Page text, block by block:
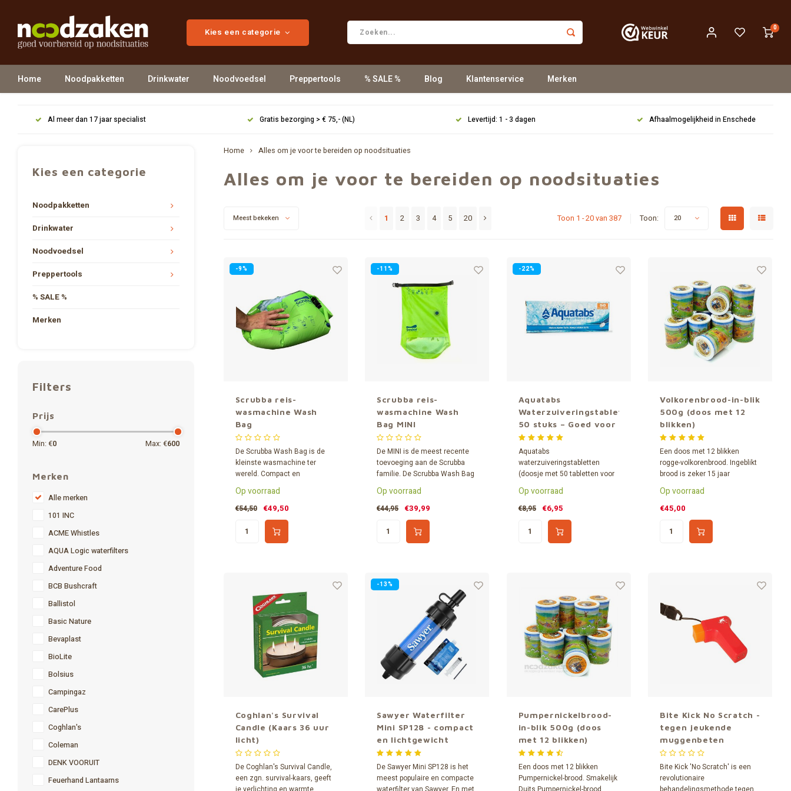
Kies een categorie 0
Home Noodpakketten Drinkwater Noodvoedsel Preppertools % SALE % Blog Klantenservice Merken
Al meer dan 17 jaar specialist Gratis bezorging > € 75,- (NL) Levertijd: 1 - 3 dagen Afhaalmogelijkheid in Enschede
Kies een categorie
Noodpakketten
Drinkwater
Noodvoedsel
Preppertools
% SALE %
Merken
Filters
Prijs
Min: €0 Max: €600
Merken
Alle merken
101 INC
ACME Whistles
AQUA Logic waterfilters
Adventure Food
BCB Bushcraft
Ballistol
Basic Nature
Bevaplast
BioLite
Bolsius
Campingaz
CarePlus
Coghlan's
Coleman
DENK VOORUIT
Feuerhand Lantaarns
Home Alles om je voor te bereiden op noodsituaties
Alles om je voor te bereiden op noodsituaties
Meest bekeken 1 2 3 4 5 20 Toon 1 - 20 van 387 Toon: 20
-9%
Scrubba reis-
wasmachine Wash
Bag
De Scrubba Wash Bag is de
kleinste wasmachine ter
wereld. Compact en
lichtgewicht biedt de Scrubba
waszak een uitstekende
oplossing voor je
kampeerwasjes, op de
camping of wanneer de
voorzieningen zijn uitgevallen.
Op voorraad
€54,50 €49,50
-11%
Scrubba reis-
wasmachine Wash
Bag MINI
De MINI is de meest recente
toevoeging aan de Scrubba
familie. De Scrubba Wash Bag
MINI is 50% lichter en kleiner
dan de originele Scrubba Wash
Bag. De MINI is ontwikkeld
voor ultra-lichtgewicht
reizigers en hikers.
Op voorraad
€44,95 €39,99
-22%
Aquatabs
Waterzuiveringstabletten
50 stuks – Goed voor
50L Drinkwater
Aquatabs
waterzuiveringstabletten
(doosje met 50 tabletten voor
50 liter) ontdoen het water
snel en doeltreffend van
bacteriën en virussen.
Op voorraad
€8,95 €6,95
Volkorenbrood-in-blik
500g (doos met 12
blikken)
Een doos met 12 blikken
rogge-volkorenbrood. Ingeblikt
brood is zeker 15 jaar
houdbaar* (lees uitleg onderin
deze pagina) en dus zeer
geschikt als noodvoorraad
voor o.a. preppers.
Op voorraad
€45,00
Coghlan's Survival
Candle (Kaars 36 uur
licht)
De Coghlan's Survival Candle,
een zgn. survival-kaars, geeft
-13%
Sawyer Waterfilter
Mini SP128 - compact
en lichtgewicht
De Sawyer Mini SP128 is het
meest populaire en compacte
Pumpernickelbrood-
in-blik 500g (doos
met 12 blikken)
Een doos met 12 blikken
Pumpernickel-brood. Smakelijk
Bite Kick No Scratch -
tegen jeukende
muggenbeten
Bite Kick 'No Scratch' is een
revolutionaire